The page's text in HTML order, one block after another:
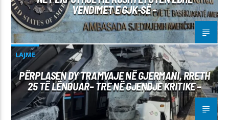
VENDIMET E GJK-SË –
LAJME
PËRPLASEN DY TRAMVAJE NË GJERMANI, RRETH
25 TË LËNDUAR– TRE NË GJENDJE KRITIKE –